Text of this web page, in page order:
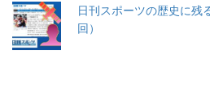
日刊スポーツの歴史に残
回）